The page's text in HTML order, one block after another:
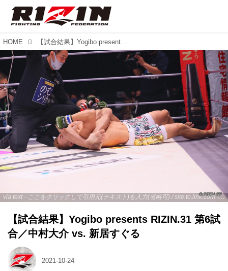
HOME 【試合結果】Yogibo presents RIZIN.31 第6試合／中村大介 vs. 新居すぐる
via text - ここをクリックして引用元(テキスト)を入力(省略可) / site.to.link.com - ここをクリックして引用元を入力(省略可)
【試合結果】Yogibo presents RIZIN.31 第6試
合／中村大介 vs. 新居すぐる
2021-10-24